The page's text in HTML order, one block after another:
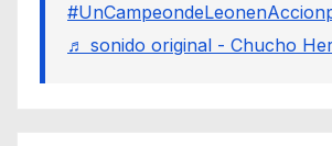
♬ sonido original - Chucho